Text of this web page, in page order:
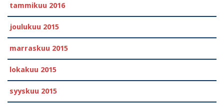
tammikuu 2016
joulukuu 2015
marraskuu 2015
lokakuu 2015
syyskuu 2015